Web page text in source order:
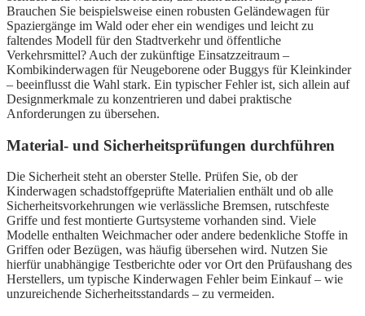
Brauchen Sie beispielsweise einen robusten Geländewagen für
Spaziergänge im Wald oder eher ein wendiges und leicht zu
faltendes Modell für den Stadtverkehr und öffentliche
Verkehrsmittel? Auch der zukünftige Einsatzzeitraum –
Kombikinderwagen für Neugeborene oder Buggys für Kleinkinder
– beeinflusst die Wahl stark. Ein typischer Fehler ist, sich allein auf
Designmerkmale zu konzentrieren und dabei praktische
Anforderungen zu übersehen.
Material- und Sicherheitsprüfungen durchführen
Die Sicherheit steht an oberster Stelle. Prüfen Sie, ob der
Kinderwagen schadstoffgeprüfte Materialien enthält und ob alle
Sicherheitsvorkehrungen wie verlässliche Bremsen, rutschfeste
Griffe und fest montierte Gurtsysteme vorhanden sind. Viele
Modelle enthalten Weichmacher oder andere bedenkliche Stoffe in
Griffen oder Bezügen, was häufig übersehen wird. Nutzen Sie
hierfür unabhängige Testberichte oder vor Ort den Prüfaushang des
Herstellers, um typische Kinderwagen Fehler beim Einkauf – wie
unzureichende Sicherheitsstandards – zu vermeiden.